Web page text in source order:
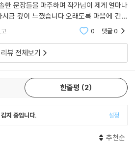
한 문장들을 마주하며 작가님이 제게 얼마나
금 깊이 느꼈습니다.오래도록 마음에 간직
.
0 댓글0
리뷰 전체보기
한줄평 2
지 중입니다. 설정
추천순